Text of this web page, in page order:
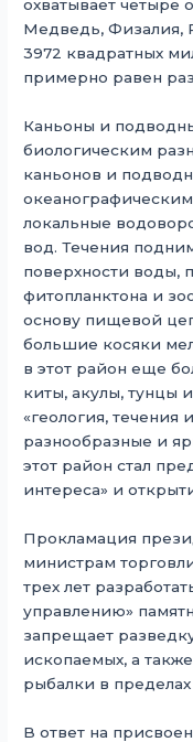
охватывает
Медведь, Физалия,
3972 квадратных
примерно равен
Каньоны и
биологическим
каньонов и
локальные
вод. Течения
поверхности воды,
фитопланктона и
основу пищевой
большие косяки
в этот район еще
киты, акулы, тунцы
«геология, течения
разнообразные и
этот район стал
интереса» и
Прокламация
министрам
трех лет
управлению»
запрещает
ископаемых, а
рыбалки в
В ответ на